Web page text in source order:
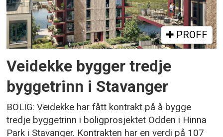
PROFF
Veidekke bygger tredje
byggetrinn i Stavanger
BOLIG: Veidekke har fått kontrakt på å bygge
tredje byggetrinn i boligprosjektet Odden i Hinna
Park i Stavanger. Kontrakten har en verdi på 107